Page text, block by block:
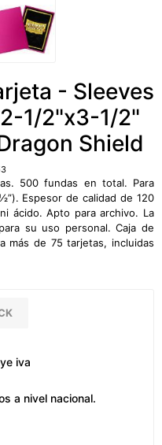
- Sleeves
1/2"x3-1/2"
Shield
500 fundas en total. Para
Espesor de calidad de 120
ácido. Apto para archivo. La
su uso personal. Caja de
más de 75 tarjetas, incluidas
iva
a nivel nacional.